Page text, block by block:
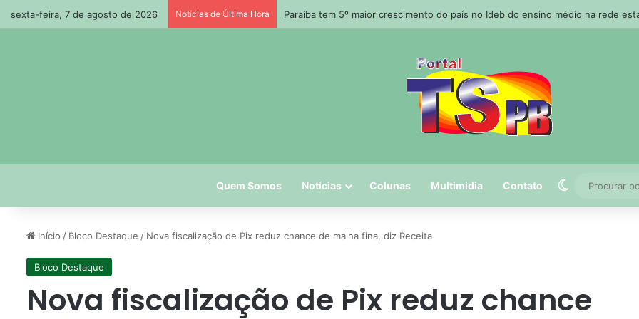
sexta-feira, 7 de agosto de 2026 Notícias de Última Hora Paraíba tem 5º maior crescimento do país no Ideb do ensino médio na rede
Quem Somos Notícias Colunas Multimidia Contato Switch skin
Início / Bloco Destaque / Nova fiscalização de Pix reduz chance de malha fina, diz Receita
Bloco Destaque
Nova fiscalização de Pix reduz chance